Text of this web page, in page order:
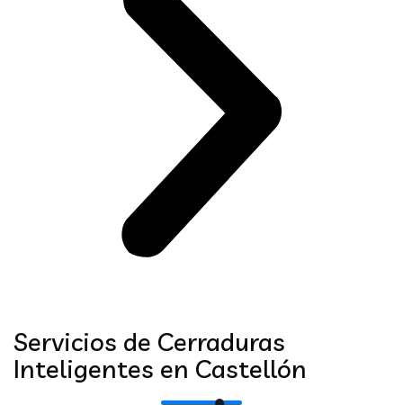
Servicios de Cerraduras
Inteligentes en Castellón